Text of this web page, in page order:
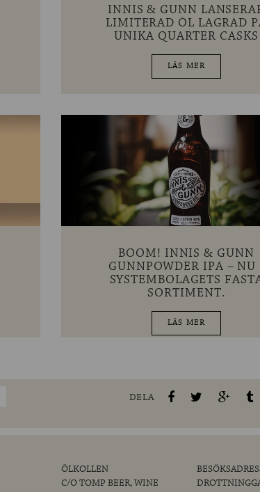
INNIS & GUNN
LIMITERAD ÖL LAGRAD
UNIKA QUARTER CASKS
LÄS MER
BOOM! INNIS & GUNN
GUNNPOWDER IPA – NU
SYSTEMBOLAGETS
SORTIMENT.
LÄS MER
DELA
ÖLKOLLEN
C/O TOMP BEER, WINE